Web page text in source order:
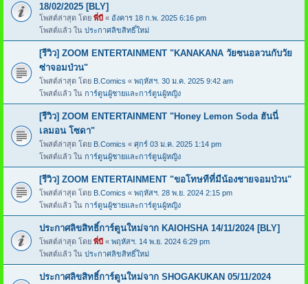
18/02/2025 [BLY]
โพสต์ล่าสุด โดย พี่บี « อังคาร 18 ก.พ. 2025 6:16 pm
โพสต์แล้ว ใน ประกาศลิขสิทธิ์ใหม่
[รีวิว] ZOOM ENTERTAINMENT "KANAKANA วัยซนอลวนกับวัย
ซ่าจอมป่วน"
โพสต์ล่าสุด โดย B.Comics « พฤหัสฯ. 30 ม.ค. 2025 9:42 am
โพสต์แล้ว ใน การ์ตูนผู้ชายและการ์ตูนผู้หญิง
[รีวิว] ZOOM ENTERTAINMENT "Honey Lemon Soda ฮันนี่
เลมอน โซดา"
โพสต์ล่าสุด โดย B.Comics « ศุกร์ 03 ม.ค. 2025 1:14 pm
โพสต์แล้ว ใน การ์ตูนผู้ชายและการ์ตูนผู้หญิง
[รีวิว] ZOOM ENTERTAINMENT "ขอโทษทีที่มีน้องชายจอมป่วน"
โพสต์ล่าสุด โดย B.Comics « พฤหัสฯ. 28 พ.ย. 2024 2:15 pm
โพสต์แล้ว ใน การ์ตูนผู้ชายและการ์ตูนผู้หญิง
ประกาศลิขสิทธิ์การ์ตูนใหม่จาก KAIOHSHA 14/11/2024 [BLY]
โพสต์ล่าสุด โดย พี่บี « พฤหัสฯ. 14 พ.ย. 2024 6:29 pm
โพสต์แล้ว ใน ประกาศลิขสิทธิ์ใหม่
ประกาศลิขสิทธิ์การ์ตูนใหม่จาก SHOGAKUKAN 05/11/2024